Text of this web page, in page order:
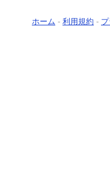
ホーム - 利用規約 -